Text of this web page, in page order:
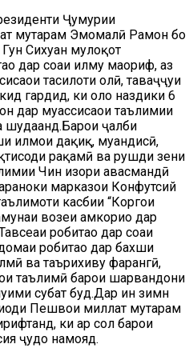
Ҷумҳурии
муҳтарам Эмомалӣ Раҳмон бо
Сихуан мулоқот
дар соҳаи илму маориф, аз
таҳсилоти олӣ, таваҷҷуҳи
гардид, ки ҳоло наздики 6
дар муассисаҳои таълимии
шудаанд.Барои ҷалби
илмҳои дақиқ, муҳандисӣ,
рақамӣ ва рушди зеҳни
Чин изҳори ҳавасмандӣ
марказҳои Конфутсий
касбии “Коргоҳи
возеҳи ҳамкориҳо дар
робитаҳо дар соҳаи
робитаҳо дар бахши
ва таърихиву фарҳангӣ,
таълимӣ барои шаҳрвандони
суҳбат буд.Дар ин зимн
Пешвои миллат муҳтарам
ки ҳар сол барои
ҷудо намояд.